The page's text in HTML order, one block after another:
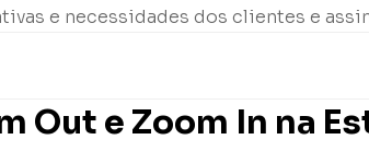
e necessidades dos clientes e
Out e Zoom In na